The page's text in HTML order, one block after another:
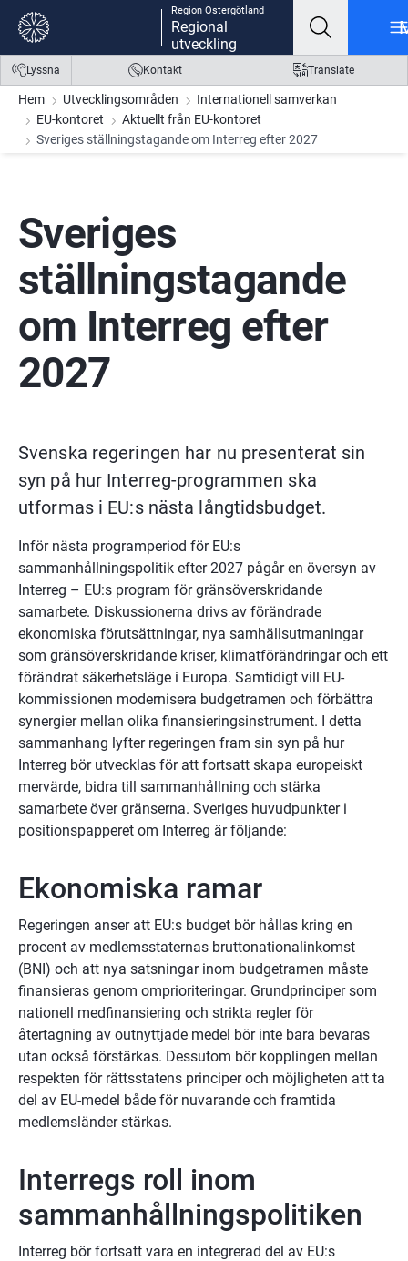
Gå till innehåll
Gå till meny
Gå till sidfot
Region Östergötland
Regional
utveckling
Lyssna Kontakt Translate
Hem Utvecklingsområden
Internationell samverkan
EU-kontoret
Aktuellt från EU-kontoret
Sveriges ställningstagande om Interreg efter 2027
Sveriges
ställningstagande
om Interreg efter
2027
Svenska regeringen har nu presenterat sin
syn på hur Interreg-programmen ska
utformas i EU:s nästa långtidsbudget.
Inför nästa programperiod för EU:s
sammanhållningspolitik efter 2027 pågår en översyn av
Interreg – EU:s program för gränsöverskridande
samarbete. Diskussionerna drivs av förändrade
ekonomiska förutsättningar, nya samhällsutmaningar
som gränsöverskridande kriser, klimatförändringar och ett
förändrat säkerhetsläge i Europa. Samtidigt vill EU-
kommissionen modernisera budgetramen och förbättra
synergier mellan olika finansieringsinstrument. I detta
sammanhang lyfter regeringen fram sin syn på hur
Interreg bör utvecklas för att fortsatt skapa europeiskt
mervärde, bidra till sammanhållning och stärka
samarbete över gränserna. Sveriges huvudpunkter i
positionspapperet om Interreg är följande:
Ekonomiska ramar
Regeringen anser att EU:s budget bör hållas kring en
procent av medlemsstaternas bruttonationalinkomst
(BNI) och att nya satsningar inom budgetramen måste
finansieras genom omprioriteringar. Grundprinciper som
nationell medfinansiering och strikta regler för
återtagning av outnyttjade medel bör inte bara bevaras
utan också förstärkas. Dessutom bör kopplingen mellan
respekten för rättsstatens principer och möjligheten att ta
del av EU-medel både för nuvarande och framtida
medlemsländer stärkas.
Interregs roll inom
sammanhållningspolitiken
Interreg bör fortsatt vara en integrerad del av EU:s